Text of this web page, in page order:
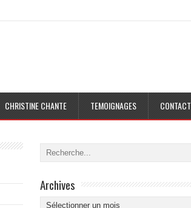
CHRISTINE CHANTE TEMOIGNAGES CONTACT
Archives
Archives